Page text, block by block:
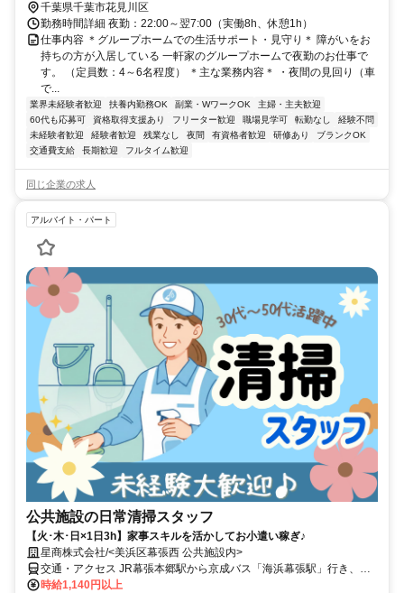
千葉県千葉市花見川区
勤務時間詳細 夜勤：22:00～翌7:00（実働8h、休憩1h）
仕事内容 ＊グループホームでの生活サポート・見守り＊ 障がいをお
持ちの方が入居している 一軒家のグループホームで夜勤のお仕事で
す。 （定員数：4～6名程度） ＊主な業務内容＊ ・夜間の見回り（車
で...
業界未経験者歓迎 扶養内勤務OK 副業・WワークOK
主婦・主夫歓迎
60代も応募可
資格取得支援あり フリーター歓迎 職場見学可 転勤なし
経験不問
未経験者歓迎
経験者歓迎 残業なし 夜間 有資格者歓迎 研修あり
ブランクOK
交通費支給
長期歓迎 フルタイム歓迎
同じ企業の求人
アルバイト・パート
公共施設の日常清掃スタッフ
【火･木･日×1日3h】家事スキルを活かしてお小遣い稼ぎ♪
星商株式会社/<美浜区幕張西 公共施設内>
交通・アクセス JR幕張本郷駅から京成バス「海浜幕張駅」行き、幕
張西二丁目下車、徒歩1分。
時給1,140円以上